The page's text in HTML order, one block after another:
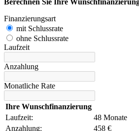
Berechnen Sie Ihre
Finanzierungsart
mit Schlussrate
ohne Schlussrate
Laufzeit
Anzahlung
Monatliche Rate
Ihre Wunschfinanzierung
Laufzeit:
48 Monate
Anzahlung:
458 €